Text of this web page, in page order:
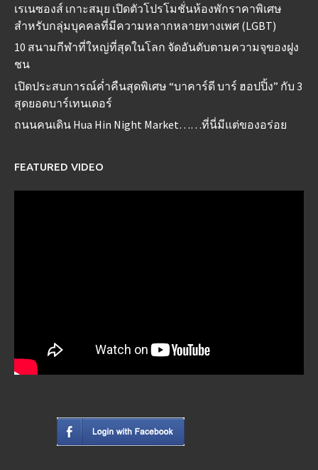
เรเนซองส์ เกาะสมุย เปิดตัวโปรโมชั่นห้องพักราคาพิเศษ
สำหรับกลุ่มบุคคลที่มีความหลากหลายทางเพศ (LGBT)
10 สนามกีฬาที่ใหญ่ที่สุดในโลก จัดอันดับตามความจุของฝูง
ชน
เปิดประสบการณ์ค่ำคืนสุดพิเศษ “บาคาร์ดี บาร์ ฮอปปิ้ง” กับ 3
สุดยอดบาร์เทนเดอร์
ถนนคนเดิน Hua Hin Night Market……ที่นี่มีแต่ของอร่อย
FEATURED VIDEO